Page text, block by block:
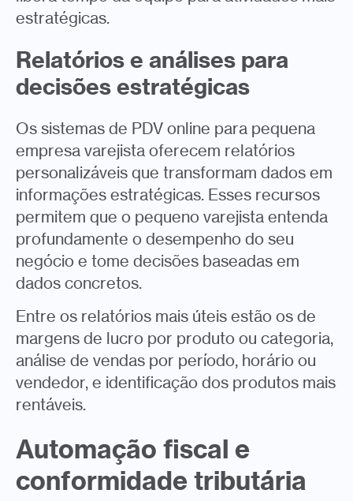
estratégicas.
Relatórios e análises para
decisões estratégicas
Os sistemas de PDV online para pequena
empresa varejista oferecem relatórios
personalizáveis que transformam dados em
informações estratégicas. Esses recursos
permitem que o pequeno varejista entenda
profundamente o desempenho do seu
negócio e tome decisões baseadas em
dados concretos.
Entre os relatórios mais úteis estão os de
margens de lucro por produto ou categoria,
análise de vendas por período, horário ou
vendedor, e identificação dos produtos mais
rentáveis.
Automação fiscal e
conformidade tributária